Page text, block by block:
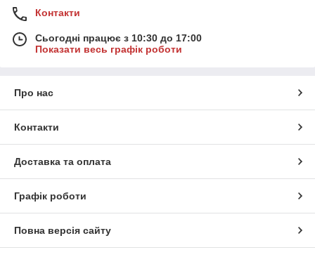
Контакти
Сьогодні працює з 10:30 до 17:00
Показати весь графік роботи
Про нас
Контакти
Доставка та оплата
Графік роботи
Повна версія сайту